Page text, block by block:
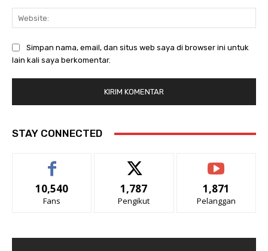
Simpan nama, email, dan situs web saya di browser ini untuk
lain kali saya berkomentar.
STAY CONNECTED
10,540
Fans
1,787
Pengikut
1,871
Pelanggan